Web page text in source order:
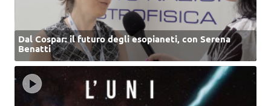
Dal Cospar: il futuro degli esopianeti, con Serena
Benatti